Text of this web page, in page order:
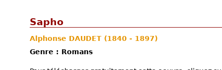
Sapho
Alphonse DAUDET (1840 - 1897)
Genre : Romans